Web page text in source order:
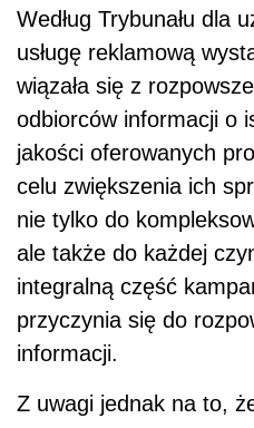
Według Trybunału dla
usługę reklamową
wiązała się z
odbiorców informacji o
jakości oferowanych
celu zwiększenia ich
nie tylko do
ale także do każdej
integralną część
przyczynia się do
informacji.
Z uwagi jednak na to,